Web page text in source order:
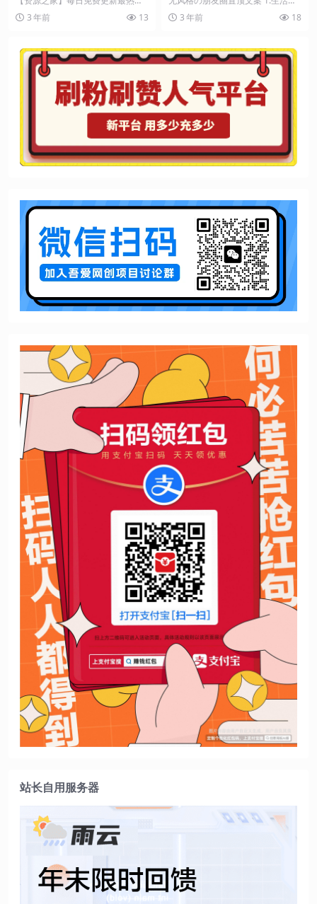
的副业项目资源 1、清白又勇敢，
温暖又明白 2、你...
3 年前 13
是一个大杂烩2.远方,才是我想要的
风景3.我就...
3 年前 18
站长自用服务器